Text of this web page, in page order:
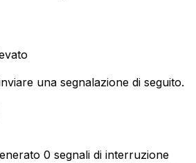
una segnalazione di seguito.
0 segnali di interruzione